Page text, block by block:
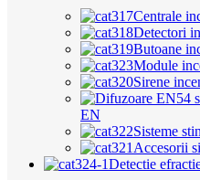
Centrale
Detectori
Butoane
Module
Sirene
EN
Sisteme
Accesorii
Detectie